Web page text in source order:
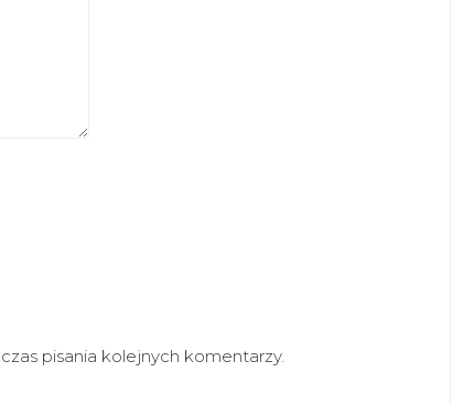
pisania kolejnych komentarzy.